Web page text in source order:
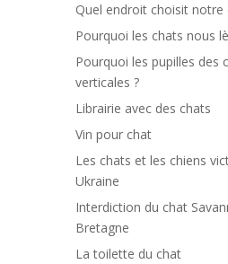
Quel endroit choisit
Pourquoi les chats nous
Pourquoi les pupilles des
verticales ?
Librairie avec des chats
Vin pour chat
Les chats et les chiens
Ukraine
Interdiction du chat
Bretagne
La toilette du chat